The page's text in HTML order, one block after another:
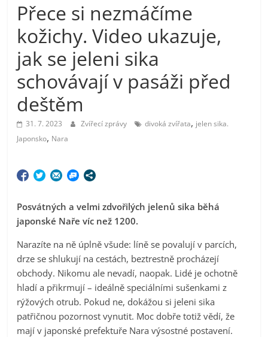
Přece si nezmáčíme
kožichy. Video ukazuje,
jak se jeleni sika
schovávají v pasáži před
deštěm
31. 7. 2023 Zvířecí zprávy divoká zvířata, jelen sika.
Japonsko, Nara
Posvátných a velmi zdvořilých jelenů sika běhá
japonské Naře víc než 1200.
Narazíte na ně úplně všude: líně se povalují v parcích,
drze se shlukují na cestách, beztrestně procházejí
obchody. Nikomu ale nevadí, naopak. Lidé je ochotně
hladí a přikrmují – ideálně speciálními sušenkami z
rýžových otrub. Pokud ne, dokážou si jeleni sika
patřičnou pozornost vynutit. Moc dobře totiž vědí, že
mají v japonské prefektuře Nara výsostné postavení.